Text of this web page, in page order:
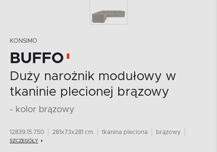
KONSIMO
BUFFO
Duży narożnik modułowy w
tkaninie plecionej brązowy
- kolor brązowy
12839.15.750 281x73x281 cm tkanina pleciona brązowy
SZCZEGÓŁY